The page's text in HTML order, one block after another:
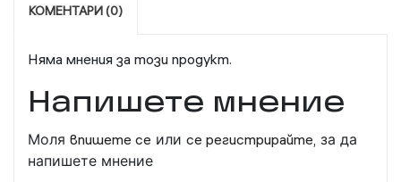
КОМЕНТАРИ (0)
Няма мнения за този продукт.
Напишете мнение
Моля впишете се или се регистрирайте, за да
напишете мнение